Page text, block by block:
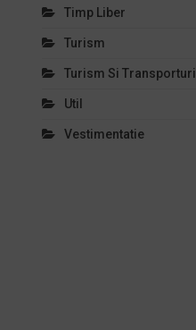
Timp Liber
Turism
Turism Si Transporturi
Util
Vestimentatie